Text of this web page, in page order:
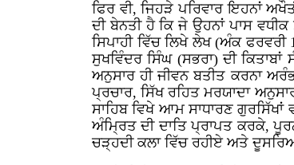
ਫਿਰ ਵੀ, ਜਿਹੜੇ ਪਰਿਵਾਰ ਇਹਨਾਂ
ਦੀ ਬੇਨਤੀ ਹੈ ਕਿ ਜੇ ਉਹਨਾਂ ਪਾਸ
ਸਿਪਾਹੀ ਵਿੱਚ ਲਿਖੇ ਲੇਖ (ਅੰਕ
ਸੁਖਵਿੰਦਰ ਸਿੰਘ (ਸਭਰਾ) ਦੀ
ਅਨੁਸਾਰ ਹੀ ਜੀਵਨ ਬਤੀਤ ਕਰਨਾ
ਪ੍ਰਚਾਰ, ਸਿੱਖ ਰਹਿਤ ਮਰਯਾਦਾ
ਸਾਹਿਬ ਵਿਖੇ ਆਮ ਸਾਧਾਰਣ
ਅੰਮ੍ਰਿਤ ਦੀ ਦਾਤਿ ਪ੍ਰਾਪਤ ਕਰਕੇ,
ਚੜ੍ਹਦੀ ਕਲਾ ਵਿੱਚ ਰਹੀਏ ਅਤੇ